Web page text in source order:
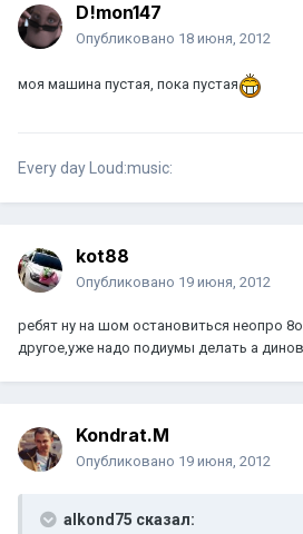
D!mon147
Опубликовано 18 июня, 2012
моя машина пустая, пока пустая
Every day Loud:music:
kot88
Опубликовано 19 июня, 2012
ребят ну на шом остановиться неопро
другое,уже надо подиумы делать а
Kondrat.M
Опубликовано 19 июня, 2012
alkond75 сказал: